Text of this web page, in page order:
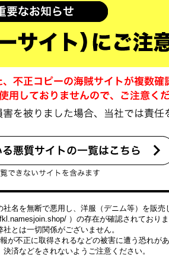
名を無断で悪用し、洋服（デニム等）を販売
）の存在が確認されておりま
社とは一切関係がございません。
が不正に取得されるなどの被害に遭う恐れがあ
済などをされないようご注意ください。